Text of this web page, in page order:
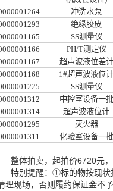
冲洗水泵
绝缘胶皮
SS测量仪
PH/T测定仪
超声波液位差计
1#超声波液位计
SS测量仪
中控室设备一批
超声波液位计
灭火器
化验室设备一批
整体拍卖，起拍价6720元
特别提醒：①标的物按现状
理现场，否则履约保证金不